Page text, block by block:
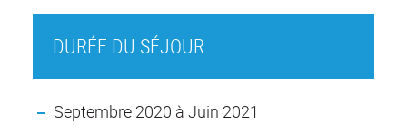
DURÉE DU SÉJOUR
Septembre 2020 à Juin 2021